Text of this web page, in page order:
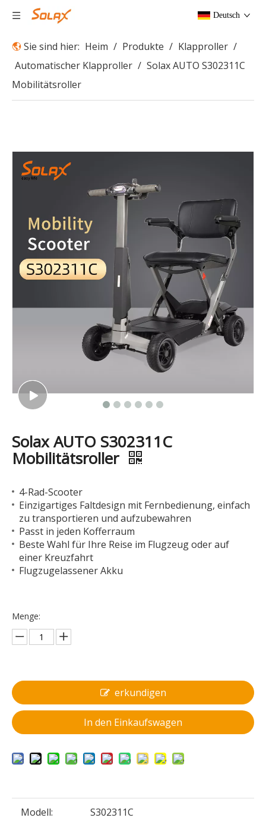
Deutsch
Sie sind hier: Heim / Produkte / Klapproller /
Automatischer Klapproller / Solax AUTO S302311C
Mobilitätsroller
Solax AUTO S302311C
Mobilitätsroller
4-Rad-Scooter
Einzigartiges Faltdesign mit Fernbedienung, einfach
zu transportieren und aufzubewahren
Passt in jeden Kofferraum
Beste Wahl für Ihre Reise im Flugzeug oder auf
einer Kreuzfahrt
Flugzugelassener Akku
Menge:
erkundigen
In den Einkaufswagen
Modell:
S302311C